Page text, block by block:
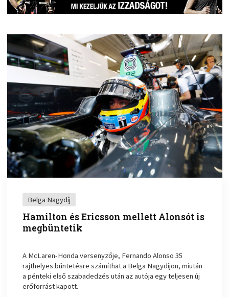
Belga Nagydíj
Hamilton és Ericsson mellett Alonsót is
megbüntetik
A McLaren-Honda versenyzője, Fernando Alonso 35
rajthelyes büntetésre számíthat a Belga Nagydíjon, miután
a pénteki első szabadedzés után az autója egy teljesen új
erőforrást kapott.